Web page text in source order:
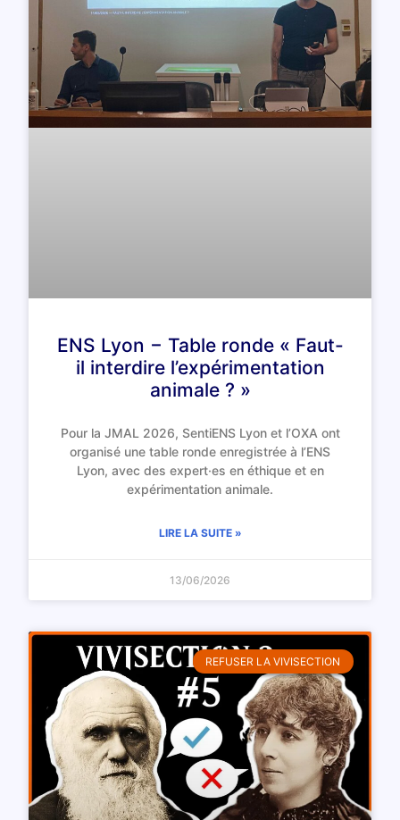
ENS Lyon − Table ronde « Faut-
il interdire l’expérimentation
animale ? »
Pour la JMAL 2026, SentiENS Lyon et l’OXA ont
organisé une table ronde enregistrée à l’ENS
Lyon, avec des expert·es en éthique et en
expérimentation animale.
LIRE LA SUITE »
13/06/2026
REFUSER LA VIVISECTION